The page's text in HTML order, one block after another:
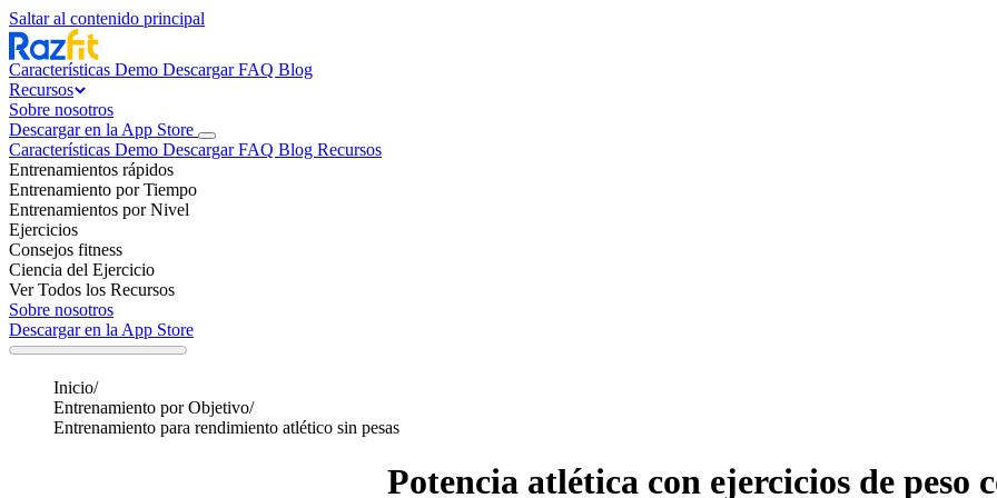
Saltar al contenido principal
Características Demo DescargarFAQ Blog
Recursos
Sobre nosotros
Descargar en la App Store
Características Demo DescargarFAQ Blog Recursos
Entrenamientos rápidos
Entrenamiento por Tiempo
Entrenamientos por Nivel
Ejercicios
Consejos fitness
Ciencia del Ejercicio
Ver Todos los Recursos
Sobre nosotros
Descargar en la App Store
Inicio/
Entrenamiento por Objetivo/
Entrenamiento para rendimiento atlético sin pesas
Potencia atlética con ejercicios de peso